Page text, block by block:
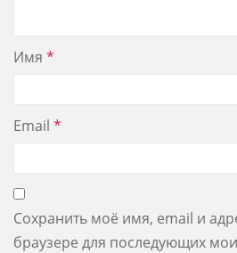
Имя *
Email *
Сохранить моё имя, email и
браузере для последующих